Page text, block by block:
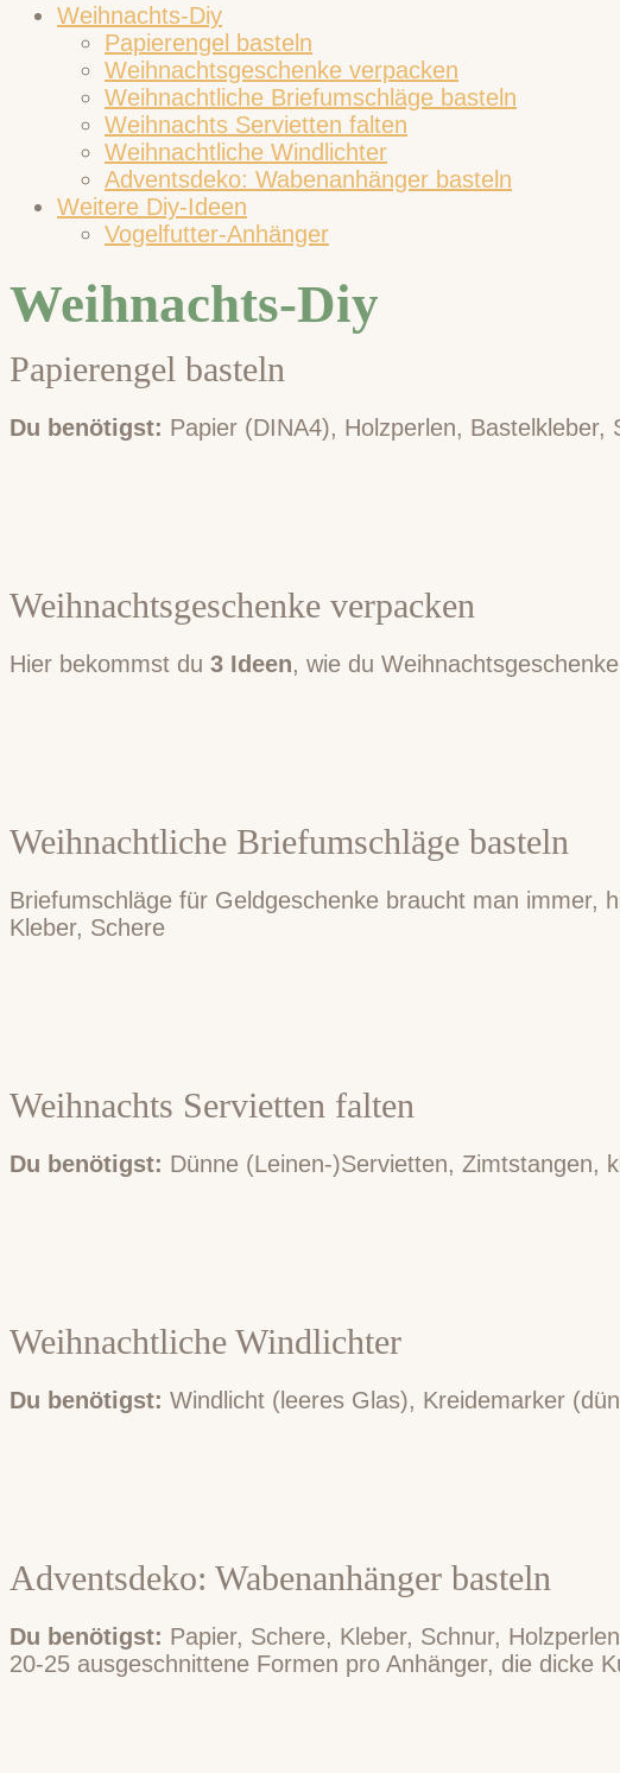
Weihnachts-Diy
Papierengel basteln
Weihnachtsgeschenke verpacken
Weihnachtliche Briefumschläge basteln
Weihnachts Servietten falten
Weihnachtliche Windlichter
Adventsdeko: Wabenanhänger basteln
Weitere Diy-Ideen
Vogelfutter-Anhänger
Weihnachts-Diy
Papierengel basteln
Du benötigst: Papier (DINA4), Holzperlen, Bastelkleber,
Weihnachtsgeschenke verpacken
Hier bekommst du 3 Ideen, wie du
Weihnachtliche Briefumschläge basteln
Briefumschläge für Geldgeschenke braucht man immer,
Kleber, Schere
Weihnachts Servietten falten
Du benötigst: Dünne (Leinen-)Servietten, Zimtstangen,
Weihnachtliche Windlichter
Du benötigst: Windlicht (leeres Glas), Kreidemarker
Adventsdeko: Wabenanhänger basteln
Du benötigst: Papier, Schere, Kleber, Schnur,
20-25 ausgeschnittene Formen pro Anhänger, die dicke